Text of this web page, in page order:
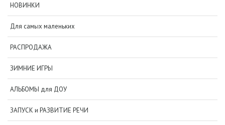
НОВИНКИ
Для самых маленьких
РАСПРОДАЖА
ЗИМНИЕ ИГРЫ
АЛЬБОМЫ для ДОУ
ЗАПУСК и РАЗВИТИЕ РЕЧИ